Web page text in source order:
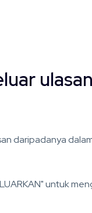
ulasan
daripadanya
untuk